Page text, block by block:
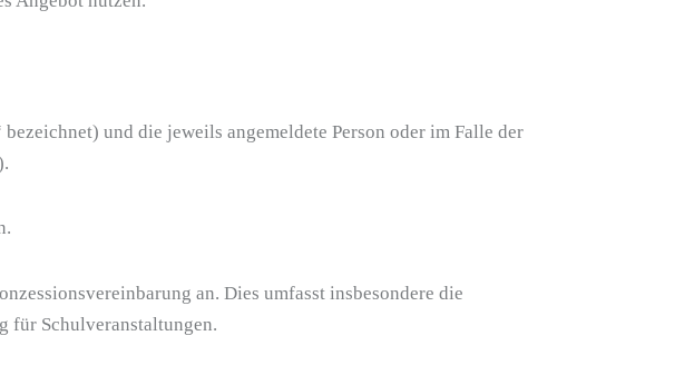
und die jeweils angemeldete Person oder im Falle der
an. Dies umfasst insbesondere die
für Schulveranstaltungen.